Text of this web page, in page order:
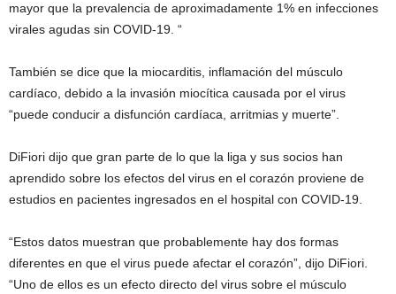
mayor que la prevalencia de aproximadamente 1% en infecciones
virales agudas sin COVID-19. “
También se dice que la miocarditis, inflamación del músculo
cardíaco, debido a la invasión miocítica causada por el virus
“puede conducir a disfunción cardíaca, arritmias y muerte”.
DiFiori dijo que gran parte de lo que la liga y sus socios han
aprendido sobre los efectos del virus en el corazón proviene de
estudios en pacientes ingresados ​​en el hospital con COVID-19.
“Estos datos muestran que probablemente hay dos formas
diferentes en que el virus puede afectar el corazón”, dijo DiFiori.
“Uno de ellos es un efecto directo del virus sobre el músculo